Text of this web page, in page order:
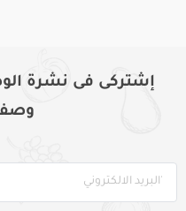
إشتركى فى نشرة